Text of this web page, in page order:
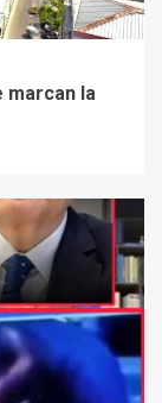
marcan la